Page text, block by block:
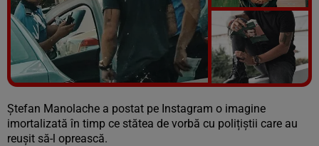
Vezi galeria foto
5 poze
Ștefan Manolache a postat pe Instagram o imagine
imortalizată în timp ce stătea de vorbă cu polițiștii care au
reușit să-l oprească.